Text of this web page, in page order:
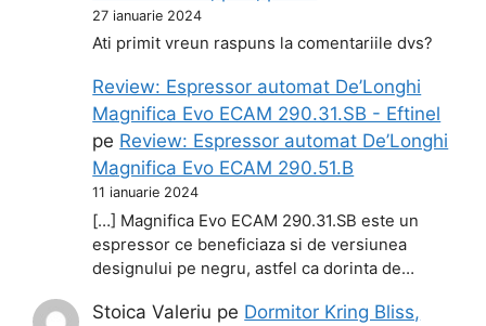
27 ianuarie 2024
Ati primit vreun raspuns la comentariile dvs?
Review: Espressor automat De’Longhi
Magnifica Evo ECAM 290.31.SB - Eftinel
pe Review: Espressor automat De’Longhi
Magnifica Evo ECAM 290.51.B
11 ianuarie 2024
[…] Magnifica Evo ECAM 290.31.SB este un
espressor ce beneficiaza si de versiunea
designului pe negru, astfel ca dorinta de…
Stoica Valeriu pe Dormitor Kring Bliss,